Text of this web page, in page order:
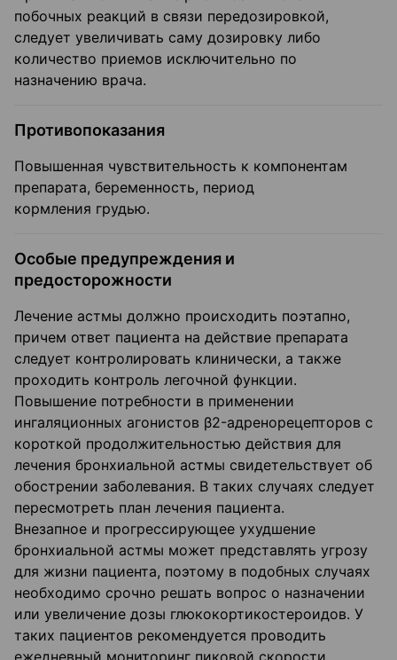
побочных реакций в связи передозировкой,
следует увеличивать саму дозировку либо
количество приемов исключительно по
назначению врача.
Противопоказания
Повышенная чувствительность к компонентам
препарата, беременность, период
кормления грудью.
Особые предупреждения и
предосторожности
Лечение астмы должно происходить поэтапно,
причем ответ пациента на действие препарата
следует контролировать клинически, а также
проходить контроль легочной функции.
Повышение потребности в применении
ингаляционных агонистов β2-адренорецепторов с
короткой продолжительностью действия для
лечения бронхиальной астмы свидетельствует об
обострении заболевания. В таких случаях следует
пересмотреть план лечения пациента.
Внезапное и прогрессирующее ухудшение
бронхиальной астмы может представлять угрозу
для жизни пациента, поэтому в подобных случаях
необходимо срочно решать вопрос о назначении
или увеличение дозы глюкокортикостероидов. У
таких пациентов рекомендуется проводить